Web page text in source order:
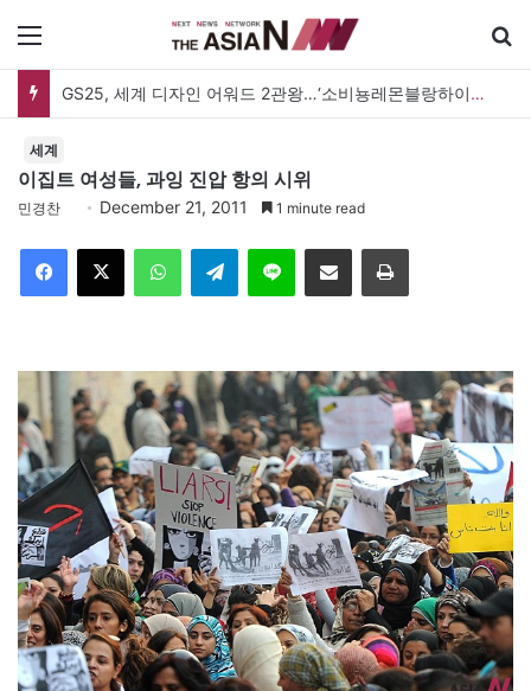
GS25, 세계 디자인 어워드 2관왕…‘소비뇽레몬블랑하이볼’ 디자인 경쟁력 인정
세계
이집트 여성들, 과잉 진압 항의 시위
민경찬 December 21, 2011 1 minute read
Telegram 이메일